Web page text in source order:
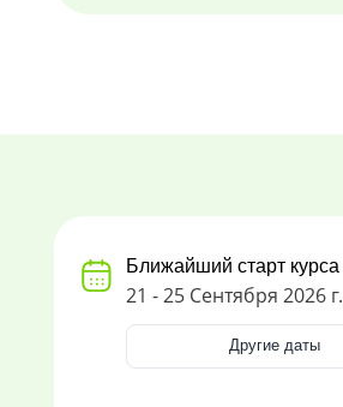
Ближайший старт курса
21 - 25 Сентября 2026 г.
Другие даты